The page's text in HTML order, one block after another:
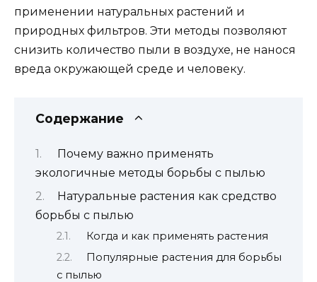
применении натуральных растений и
природных фильтров. Эти методы позволяют
снизить количество пыли в воздухе, не нанося
вреда окружающей среде и человеку.
Содержание
Почему важно применять
экологичные методы борьбы с пылью
Натуральные растения как средство
борьбы с пылью
Когда и как применять растения
Популярные растения для борьбы
с пылью